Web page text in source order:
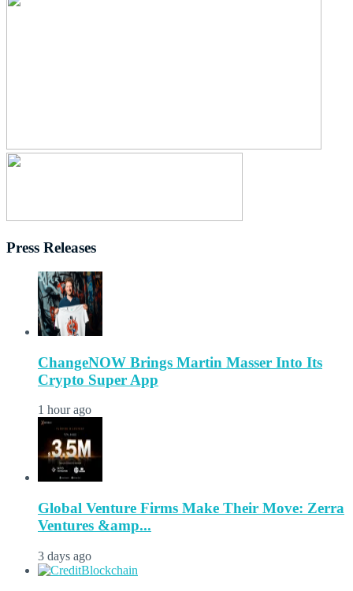
Press Releases
ChangeNOW Brings Martin Masser Into Its
Crypto Super App
1 hour ago
Global Venture Firms Make Their Move: Zerra
Ventures &amp...
3 days ago